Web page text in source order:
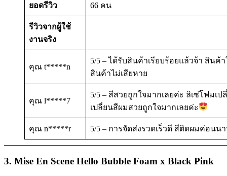
ยอดรีวิว 66 คน
รีวิวจากผู้ใช้
งานจริง
คุณ t*****n
5/5 – ได้รับสินค้าเรียบร้อยแล้วจ้า สิน
สินค้าไม่เสียหาย
คุณ l*****7
5/5 – สีสวยถูกใจมากเลยค่ะ ลิเซ่โฟม
เปลี่ยนสีผมสวยถูกใจมากเลยค่ะ
คุณ n*****r 5/5 – การจัดส่งรวดเร็วดี สีติดผมค่อน
3. Mise En Scene Hello Bubble Foam x Black Pink